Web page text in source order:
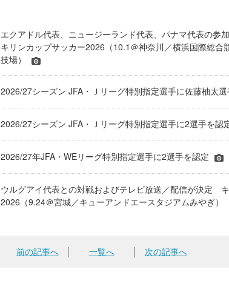
エクアドル代表、ニュージーランド代表、パナマ代表の
キリンカップサッカー2026（10.1＠神奈川／横浜国際総合
技場）
2026/27シーズン JFA・Ｊリーグ特別指定選手に佐藤柚太
2026/27シーズン JFA・Ｊリーグ特別指定選手に2選手を認
2026/27年JFA・WEリーグ特別指定選手に2選手を認定
ウルグアイ代表との対戦およびテレビ放送／配信が決定
2026（9.24＠宮城／キューアンドエースタジアムみやぎ）
前の記事へ│ 一覧へ 次の記事へ